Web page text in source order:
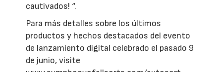
cautivados! “.
Para más detalles sobre los últimos
productos y hechos destacados del evento
de lanzamiento digital celebrado el pasado 9
de junio, visite